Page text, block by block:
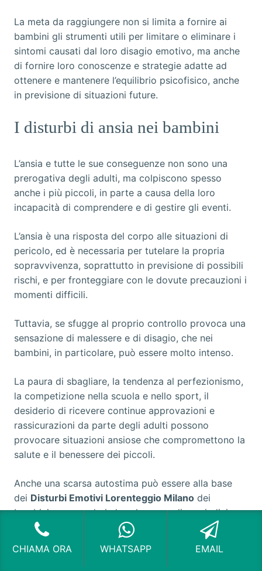
La meta da raggiungere non si limita a fornire ai
bambini gli strumenti utili per limitare o eliminare i
sintomi causati dal loro disagio emotivo, ma anche
di fornire loro conoscenze e strategie adatte ad
ottenere e mantenere l’equilibrio psicofisico, anche
in previsione di situazioni future.
I disturbi di ansia nei bambini
L’ansia e tutte le sue conseguenze non sono una
prerogativa degli adulti, ma colpiscono spesso
anche i più piccoli, in parte a causa della loro
incapacità di comprendere e di gestire gli eventi.
L’ansia è una risposta del corpo alle situazioni di
pericolo, ed è necessaria per tutelare la propria
sopravvivenza, soprattutto in previsione di possibili
rischi, e per fronteggiare con le dovute precauzioni i
momenti difficili.
Tuttavia, se sfugge al proprio controllo provoca una
sensazione di malessere e di disagio, che nei
bambini, in particolare, può essere molto intenso.
La paura di sbagliare, la tendenza al perfezionismo,
la competizione nella scuola e nello sport, il
desiderio di ricevere continue approvazioni e
rassicurazioni da parte degli adulti possono
provocare situazioni ansiose che compromettono la
salute e il benessere dei piccoli.
Anche una scarsa autostima può essere alla base
dei Disturbi Emotivi Lorenteggio Milano dei
bambini, generando in loro la paura di un giudizio
negativo o di una critica.
L’ansia nei bambini si esprime spesso con un disagio
CHIAMA ORA WHATSAPP EMAIL